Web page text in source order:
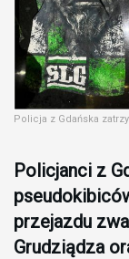
Policja z Gdańska
Policjanci z
przejazdu
Grudziądza